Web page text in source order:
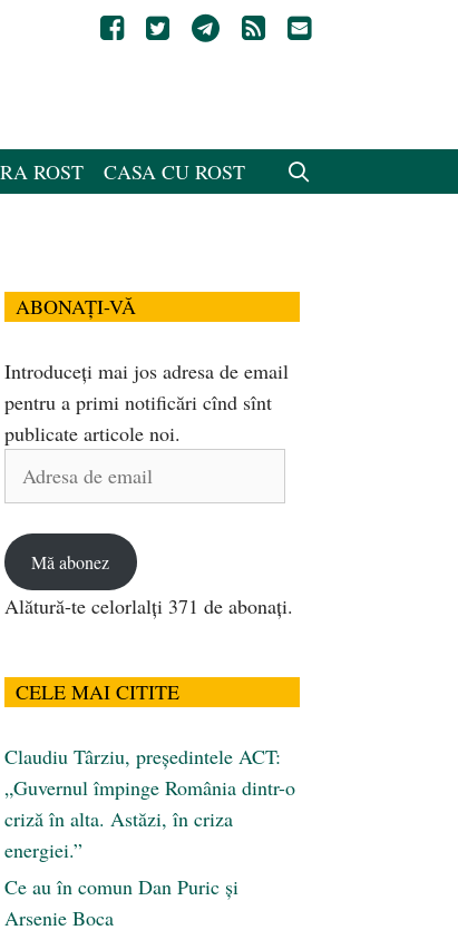
ROST CASA CU ROST
ABONAȚI-VĂ
Introduceți mai jos adresa de email
pentru a primi notificări cînd sînt
publicate articole noi.
Adresa
Mă abonez
Alătură-te celorlalți 371 de abonați.
CELE MAI CITITE
Claudiu Târziu, președintele ACT:
„Guvernul împinge România dintr-o
criză în alta. Astăzi, în criza
energiei.”
Ce au în comun Dan Puric şi
Arsenie Boca